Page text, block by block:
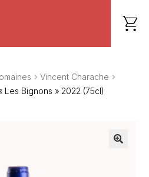
Vincent Charache
Bignons » 2022 (75cl)